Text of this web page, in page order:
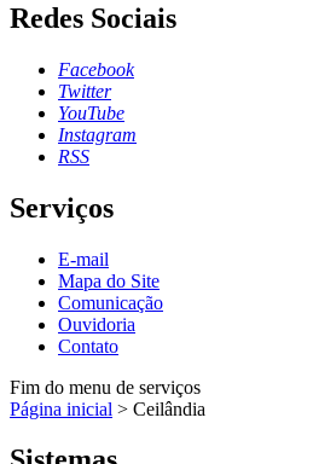
Redes Sociais
Facebook
Twitter
YouTube
Instagram
RSS
Serviços
E-mail
Mapa do Site
Comunicação
Ouvidoria
Contato
Fim do menu de serviços
Página inicial > Ceilândia